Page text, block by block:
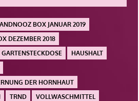
BOX JANUAR 2019
DEZEMBER 2018
GARTENSTECKDOSE
HAUSHALT
DER HORNHAUT
TRND
VOLLWASCHMITTEL